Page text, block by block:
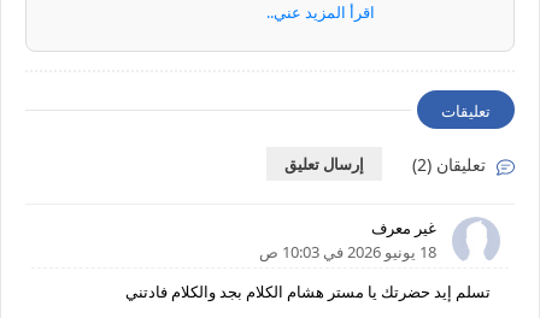
اقرأ المزيد عني..
تعليقات
تعليقان (2) إرسال تعليق
غير معرف
18 يونيو 2026 في 10:03 ص
تسلم إيد حضرتك يا مستر هشام الكلام بجد والكلام فادتني